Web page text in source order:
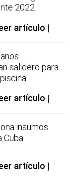
2022
artículo
salidero para
artículo
insumos
Cuba
artículo